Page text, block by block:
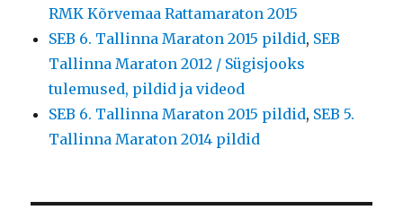
RMK Kõrvemaa Rattamaraton 2015
SEB 6. Tallinna Maraton 2015 pildid, SEB
Tallinna Maraton 2012 / Sügisjooks
tulemused, pildid ja videod
SEB 6. Tallinna Maraton 2015 pildid, SEB 5.
Tallinna Maraton 2014 pildid